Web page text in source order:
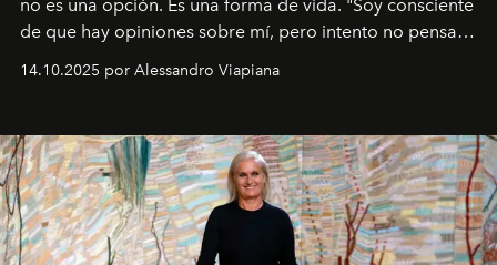
no es una opción. Es una forma de vida. "Soy consciente
de que hay opiniones sobre mí, pero intento no pensar
demasiado en cómo me perciben. Creo que es una
pérdida de tiempo", afirma.
14.10.2025 por Alessandro Viapiana